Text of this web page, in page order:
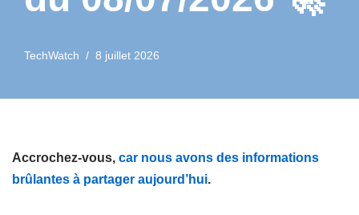
TechWatch 8 juillet 2026
Accrochez-vous, car nous avons des informations
brûlantes à partager aujourd’hui.